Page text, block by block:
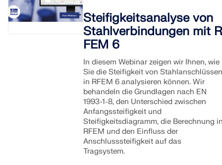
Geo-Zonen-Tool
Steifigkeitsanalyse von
Stahlverbindungen mit R
FEM 6
In diesem Webinar zeigen wir Ihnen, wie
Sie die Steifigkeit von Stahlanschlüssen
in RFEM 6 analysieren können. Wir
behandeln die Grundlagen nach EN
1993-1-8, den Unterschied zwischen
Anfangssteifigkeit und
Steifigkeitsdiagramm, die Berechnung
RFEM und den Einfluss der
Anschlusssteifigkeit auf das
Tragsystem.